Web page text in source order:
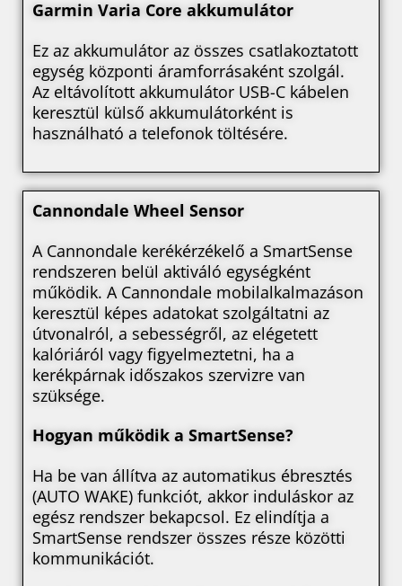
Garmin Varia Core akkumulátor
Ez az akkumulátor az összes csatlakoztatott
egység központi áramforrásaként szolgál.
Az eltávolított akkumulátor USB-C kábelen
keresztül külső akkumulátorként is
használható a telefonok töltésére.
Cannondale Wheel Sensor
A Cannondale kerékérzékelő a SmartSense
rendszeren belül aktiváló egységként
működik. A Cannondale mobilalkalmazáson
keresztül képes adatokat szolgáltatni az
útvonalról, a sebességről, az elégetett
kalóriáról vagy figyelmeztetni, ha a
kerékpárnak időszakos szervizre van
szüksége.
Hogyan működik a SmartSense?
Ha be van állítva az automatikus ébresztés
(AUTO WAKE) funkciót, akkor induláskor az
egész rendszer bekapcsol. Ez elindítja a
SmartSense rendszer összes része közötti
kommunikációt.